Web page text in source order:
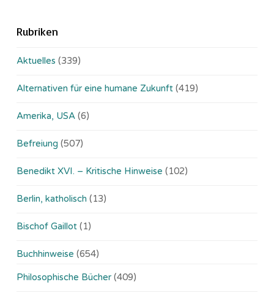
Rubriken
Aktuelles (339)
Alternativen für eine humane Zukunft (419)
Amerika, USA (6)
Befreiung (507)
Benedikt XVI. – Kritische Hinweise (102)
Berlin, katholisch (13)
Bischof Gaillot (1)
Buchhinweise (654)
Philosophische Bücher (409)